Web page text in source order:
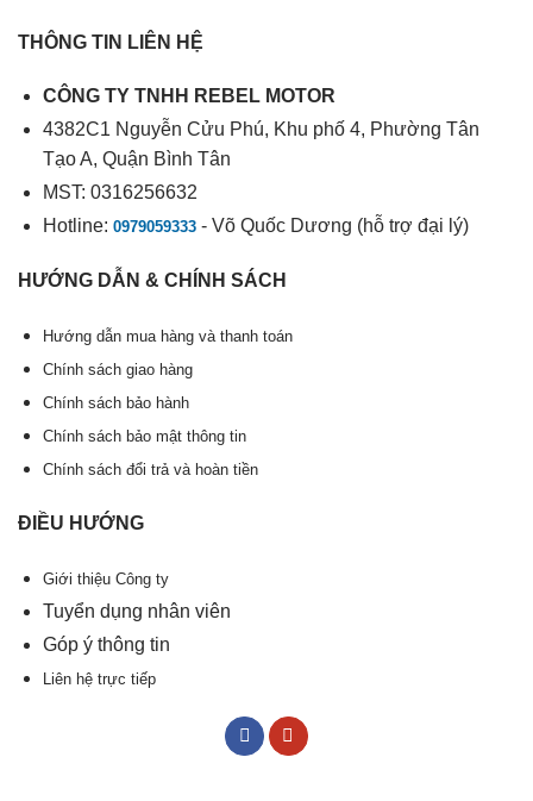
THÔNG TIN LIÊN HỆ
CÔNG TY TNHH REBEL MOTOR
4382C1 Nguyễn Cửu Phú, Khu phố 4, Phường Tân
Tạo A, Quận Bình Tân
MST: 0316256632
Hotline: 0979059333- Võ Quốc Dương (hỗ trợ đại lý)
HƯỚNG DẪN & CHÍNH SÁCH
Hướng dẫn mua hàng và thanh toán
Chính sách giao hàng
Chính sách bảo hành
Chính sách bảo mật thông tin
Chính sách đổi trả và hoàn tiền
ĐIỀU HƯỚNG
Giới thiệu Công ty
Tuyển dụng nhân viên
Góp ý thông tin
Liên hệ trực tiếp